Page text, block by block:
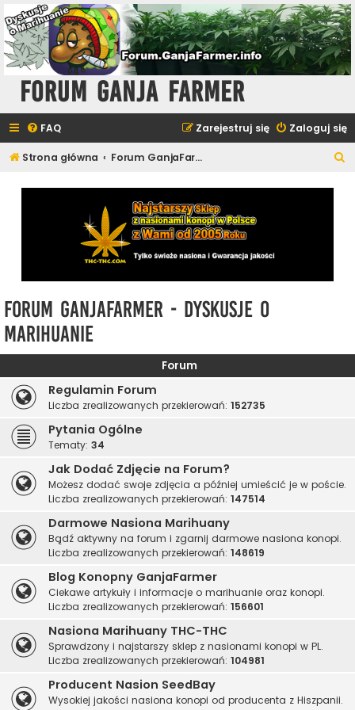
Forum Ganja Farmer
FAQ Zaloguj się
Zarejestruj się
Strona główna Forum GanjaFarmer - Dyskusje o Marihuanie
Forum GanjaFarmer - Dyskusje o
Marihuanie
Forum
Regulamin Forum
Liczba zrealizowanych przekierowań: 152735
Pytania Ogólne
Tematy: 34
Jak Dodać Zdjęcie na Forum?
Możesz dodać swoje zdjęcia a później umieścić je w poście.
Liczba zrealizowanych przekierowań: 147514
Darmowe Nasiona Marihuany
Bądź aktywny na forum i zgarnij darmowe nasiona konopi.
Liczba zrealizowanych przekierowań: 148619
Blog Konopny GanjaFarmer
Ciekawe artykuły i informacje o marihuanie oraz konopi.
Liczba zrealizowanych przekierowań: 156601
Nasiona Marihuany THC-THC
Sprawdzony i najstarszy sklep z nasionami konopi w PL.
Liczba zrealizowanych przekierowań: 104981
Producent Nasion SeedBay
Wysokiej jakości nasiona konopi od producenta z Hiszpanii.